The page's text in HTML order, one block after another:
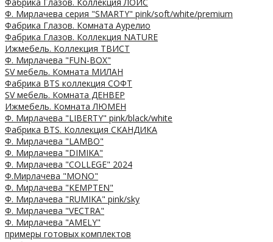
Ф. Мирлачева серия "SMARTY" pink/soft/white/premium
Фабрика Глазов. Комната Аурелио
Фабрика Глазов. Коллекция NATURE
Ижмебель. Коллекция ТВИСТ
Ф. Мирлачева "FUN-BOX"
SV мебель. Комната МИЛАН
Фабрика BTS коллекция СОФТ
SV мебель. Комната ДЕНВЕР
Ижмебель. Комната ЛЮМЕН
Ф. Мирлачева "LIBERTY" pink/black/white
Фабрика BTS. Коллекция СКАНДИКА
Ф. Мирлачева "LAMBO"
Ф. Мирлачева "DIMIKA"
Ф. Мирлачева "COLLEGE" 2024
Ф.Мирлачева "MONO"
Ф. Мирлачева "KEMPTEN"
Ф. Мирлачева "RUMIKA" pink/sky
Ф. Мирлачева "VECTRA"
Ф. Мирлачева "AMELY"
примеры готовых комплектов